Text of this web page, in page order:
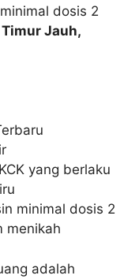
dosis 2
Jauh,
yang berlaku
minimal dosis 2
menikah
adalah